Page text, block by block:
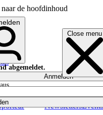
de hoofdinhoud
Close menu
NewslettersEvents
abgemeldet.
Anmelden